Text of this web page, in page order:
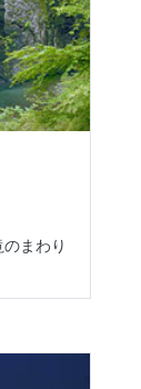
まわり